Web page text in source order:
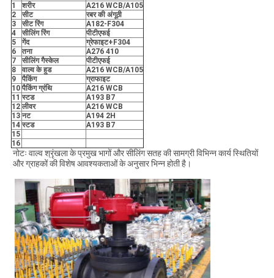
1 शरीर
A216 WCB/A105
2
सीट
रबर की अंगूठी
3
सीट रिंग
A182-F304
4
सीलिंग रिंग
पीटीएफई
5
गेंद
ग्रेफाइट+F304
6
तना
A276 410
7
सीलिंग गैस्केल
पीटीएफई
8
वाल्व के हुड
A216 WCB/A105
9
पैकिंग
ग्राफाइट
10 पैकिंग ग्रंथि
A216 WCB
11 स्टड
A193 B7
12 लीवर
A216 WCB
13 नट
A194 2H
14 स्टड
A193 B7
15
16
नोटः वाल्व श्रृंखला के प्रमुख भागों और सीलिंग सतह की सामग्री विभिन्न कार्य स्थितियों
और ग्राहकों की विशेष आवश्यकताओं के अनुसार भिन्न होती है।